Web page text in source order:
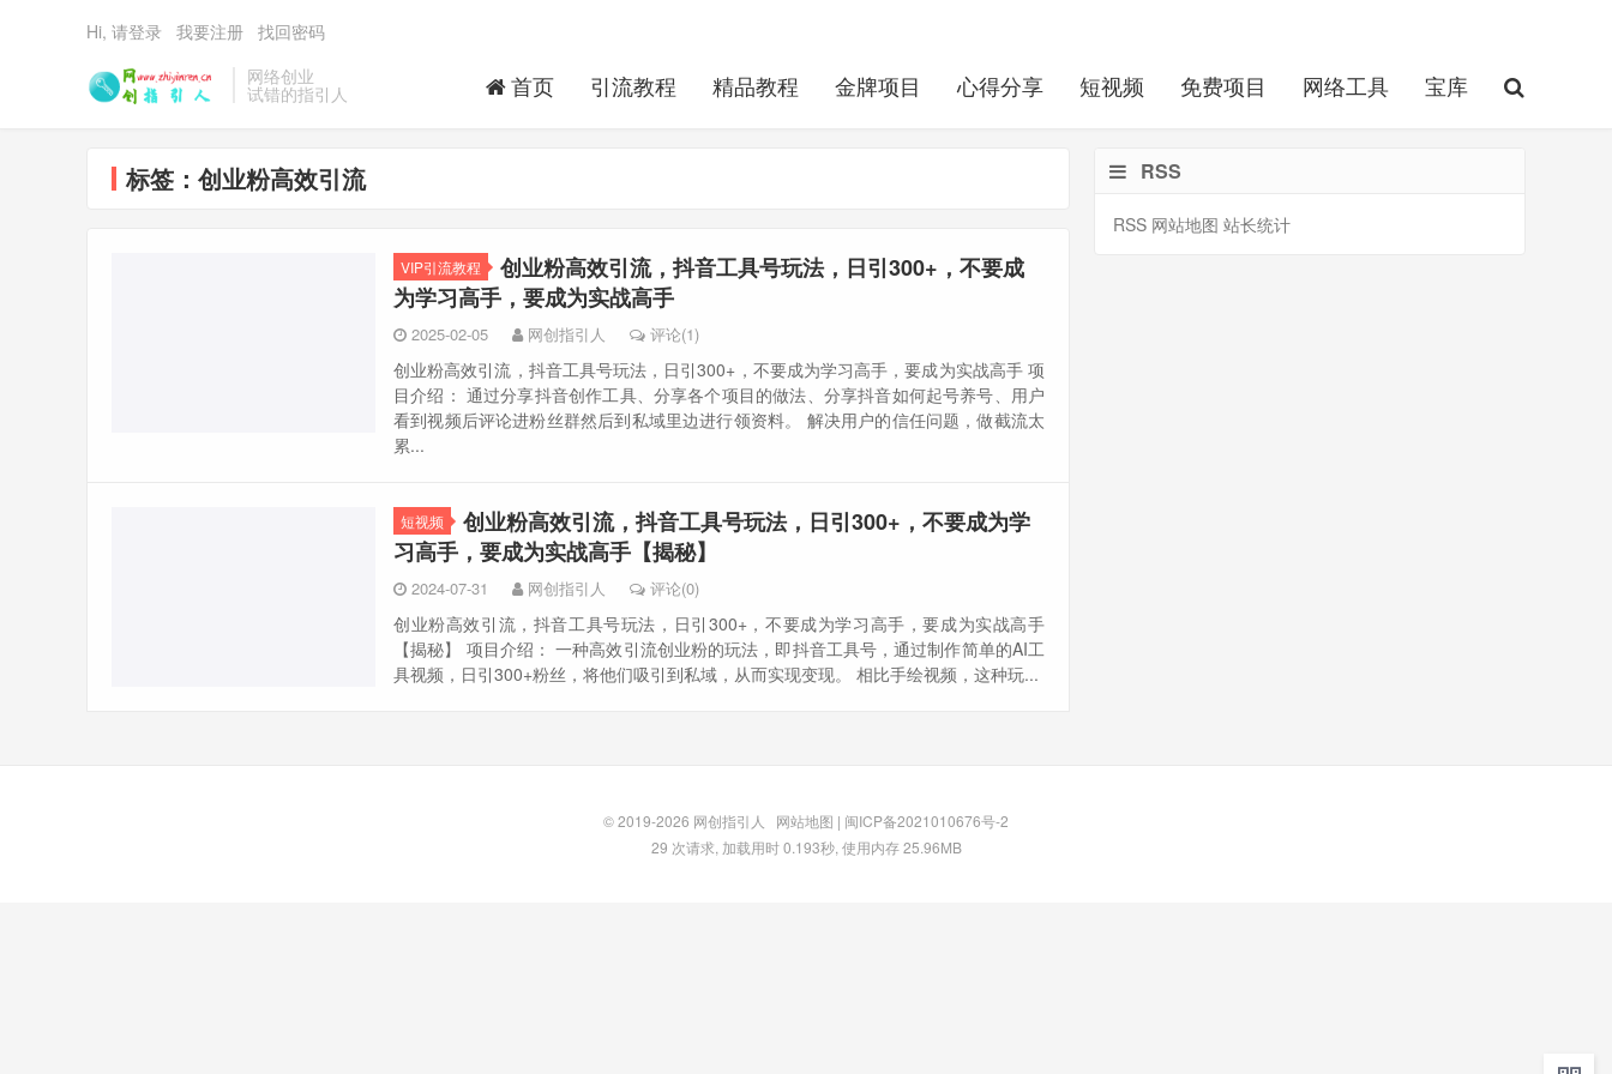
网络创业
试错的指引人 首页 引流教程 精品教程 金牌项目 心得分享 短视频 免费项目 网络工具 宝库
Hi, 请登录 我要注册 找回密码
标签：创业粉高效引流
VIP引流教程
创业粉高效引流，抖音工具号玩法，日引300+，不要成
为学习高手，要成为实战高手
2025-02-05 网创指引人 评论(1)
创业粉高效引流，抖音工具号玩法，日引300+，不要成为学习高手，要成为实战高手 项
目介绍： 通过分享抖音创作工具、分享各个项目的做法、分享抖音如何起号养号、用户
看到视频后评论进粉丝群然后到私域里边进行领资料。 解决用户的信任问题，做截流太
累...
短视频
创业粉高效引流，抖音工具号玩法，日引300+，不要成为学
习高手，要成为实战高手【揭秘】
2024-07-31 网创指引人 评论(0)
创业粉高效引流，抖音工具号玩法，日引300+，不要成为学习高手，要成为实战高手
【揭秘】 项目介绍： 一种高效引流创业粉的玩法，即抖音工具号，通过制作简单的AI工
具视频，日引300+粉丝，将他们吸引到私域，从而实现变现。 相比手绘视频，这种玩...
RSS
RSS 网站地图 站长统计
© 2019-2026 网创指引人 网站地图 | 闽ICP备2021010676号-2
29 次请求, 加载用时 0.193秒, 使用内存 25.96MB